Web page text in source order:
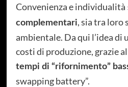
Convenienza e individualità
complementari, sia tra loro
ambientale. Da qui l’idea di
costi di produzione, grazie
tempi di “rifornimento”
swapping battery”.